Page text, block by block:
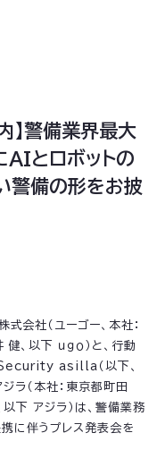
】警備業界最大
AIとロボットの
警備の形をお披
会社（ユーゴー、本社：
、以下 ｕｇｏ）と、行動
asilla（以下、
ラ（本社：東京都町田
下 アジラ）は、警備業務
に伴うプレス発表会を